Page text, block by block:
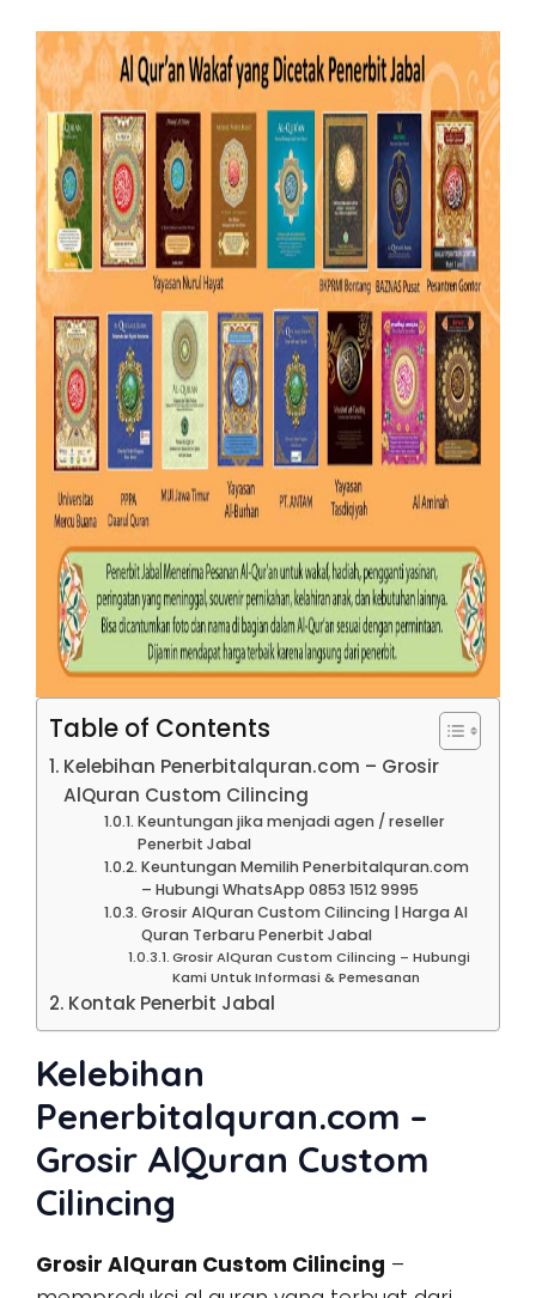
Table of Contents
Kelebihan Penerbitalquran.com – Grosir
AlQuran Custom Cilincing
Keuntungan jika menjadi agen / reseller
Penerbit Jabal
Keuntungan Memilih Penerbitalquran.com
– Hubungi WhatsApp 0853 1512 9995
Grosir AlQuran Custom Cilincing | Harga Al
Quran Terbaru Penerbit Jabal
Grosir AlQuran Custom Cilincing – Hubungi
Kami Untuk Informasi & Pemesanan
Kontak Penerbit Jabal
Kelebihan
Penerbitalquran.com –
Grosir AlQuran Custom
Cilincing
Grosir AlQuran Custom Cilincing –